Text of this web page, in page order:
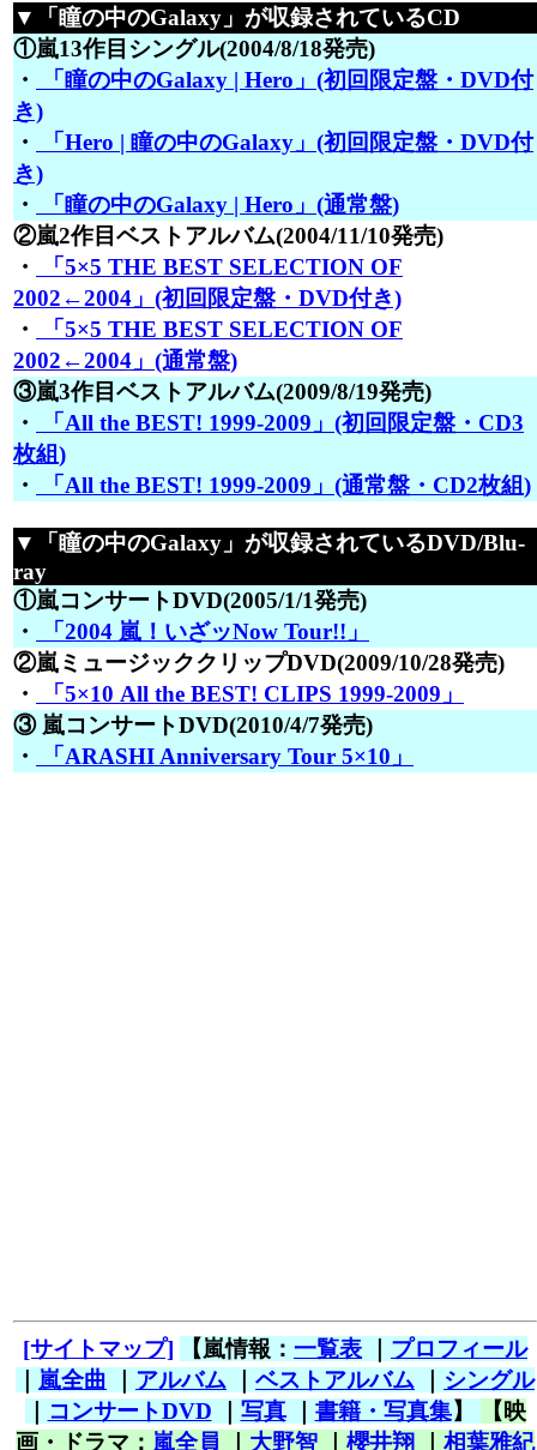
▼「瞳の中のGalaxy」が収録されているCD
①嵐13作目シングル(2004/8/18発売)
・
「瞳の中のGalaxy | Hero」(初回限定盤・DVD付
き)
・
「Hero | 瞳の中のGalaxy」(初回限定盤・DVD付
き)
・
「瞳の中のGalaxy | Hero」(通常盤)
②嵐2作目ベストアルバム(2004/11/10発売)
・
「5×5 THE BEST SELECTION OF
2002←2004」(初回限定盤・DVD付き)
・
「5×5 THE BEST SELECTION OF
2002←2004」(通常盤)
③嵐3作目ベストアルバム(2009/8/19発売)
・
「All the BEST! 1999-2009」(初回限定盤・CD3
枚組)
・
「All the BEST! 1999-2009」(通常盤・CD2枚組)
▼「瞳の中のGalaxy」が収録されているDVD/Blu-
ray
①嵐コンサートDVD(2005/1/1発売)
・
「2004 嵐！いざッNow Tour!!」
②嵐ミュージッククリップDVD(2009/10/28発売)
・
「5×10 All the BEST! CLIPS 1999-2009」
③ 嵐コンサートDVD(2010/4/7発売)
・
「ARASHI Anniversary Tour 5×10」
[サイトマップ] 【嵐情報： 一覧表
プロフィール
嵐全曲 アルバム ベストアルバム
シングル
コンサートDVD 写真｜ 書籍・写真集】
【映
画・ドラマ： 嵐全員 大野智 櫻井翔 相葉雅紀